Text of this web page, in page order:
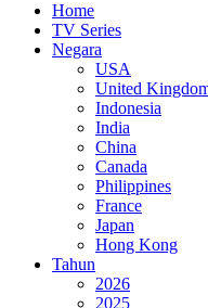
Home
TV Series
Negara
USA
United
Indonesia
India
China
Canada
Philippines
France
Japan
Hong Kong
Tahun
2026
2025